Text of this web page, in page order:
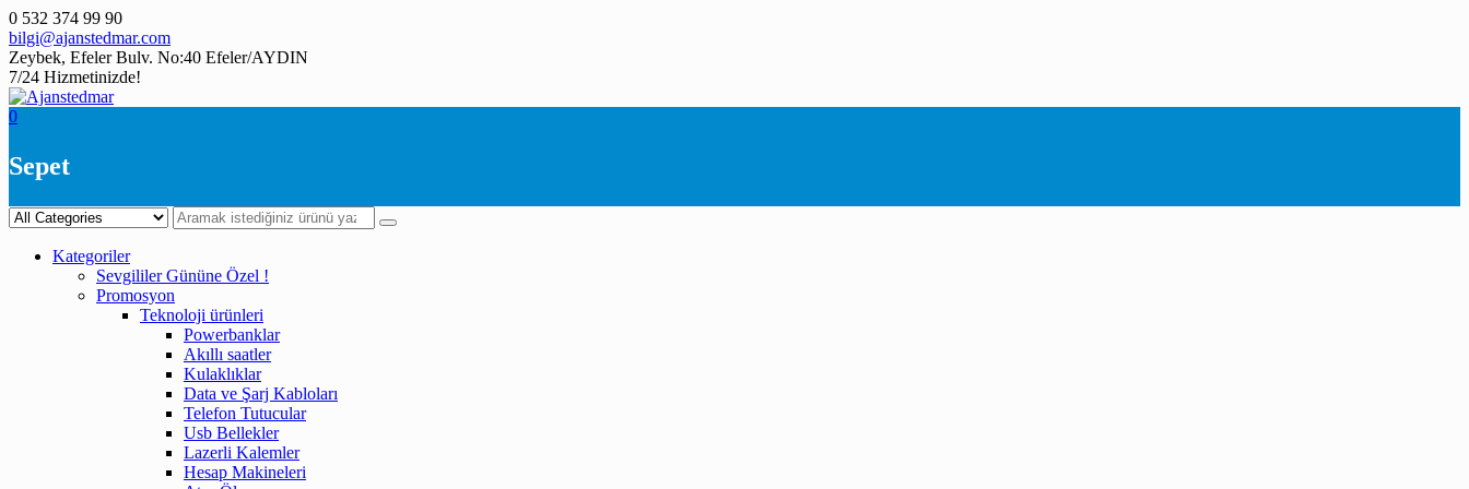
Skip
to
content
0 532 374 99 90
bilgi@ajanstedmar.com
Zeybek, Efeler Bulv. No:40 Efeler/AYDIN
7/24 Hizmetinizde!
0
Sepet
Kategoriler
Sevgililer Gününe Özel !
Promosyon
Teknoloji ürünleri
Powerbanklar
Akıllı saatler
Kulaklıklar
Data ve Şarj Kabloları
Telefon Tutucular
Usb Bellekler
Lazerli Kalemler
Hesap Makineleri